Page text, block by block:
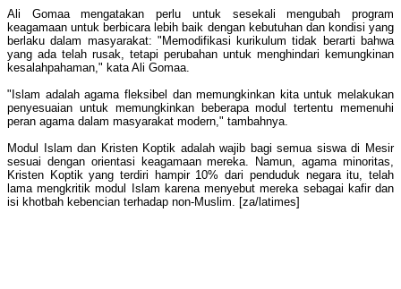
Ali Gomaa mengatakan perlu untuk sesekali mengubah program
keagamaan untuk berbicara lebih baik dengan kebutuhan dan kondisi yang
berlaku dalam masyarakat: "Memodifikasi kurikulum tidak berarti bahwa
yang ada telah rusak, tetapi perubahan untuk menghindari kemungkinan
kesalahpahaman," kata Ali Gomaa.
"Islam adalah agama fleksibel dan memungkinkan kita untuk melakukan
penyesuaian untuk memungkinkan beberapa modul tertentu memenuhi
peran agama dalam masyarakat modern," tambahnya.
Modul Islam dan Kristen Koptik adalah wajib bagi semua siswa di Mesir
sesuai dengan orientasi keagamaan mereka. Namun, agama minoritas,
Kristen Koptik yang terdiri hampir 10% dari penduduk negara itu, telah
lama mengkritik modul Islam karena menyebut mereka sebagai kafir dan
isi khotbah kebencian terhadap non-Muslim. [za/latimes]